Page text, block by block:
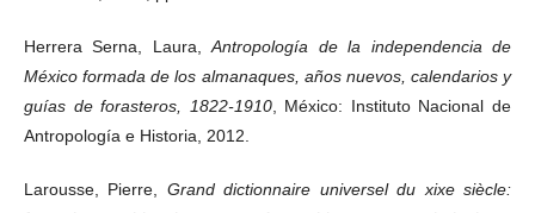
Herrera Serna, Laura,Antropología de la independencia de
México formada de los almanaques, años nuevos, calendarios y
guías de forasteros, 1822-1910, México: Instituto Nacional de
Antropología e Historia, 2012.
Larousse, Pierre, Grand dictionnaire universel du xixe siècle: